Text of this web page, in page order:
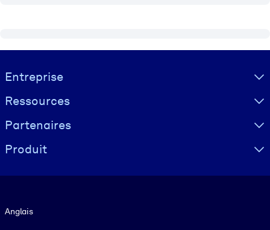
Visually hidden Text
Entreprise
Ressources
Partenaires
Produit
Anglais